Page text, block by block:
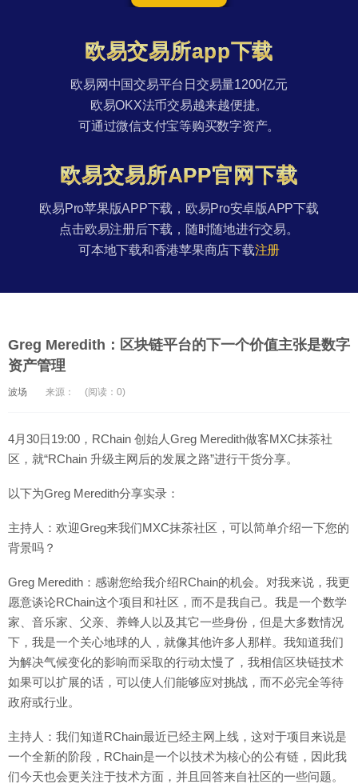
欧易交易所app下载
欧易网中国交易平台日交易量1200亿元
欧易OKX法币交易越来越便捷。
可通过微信支付宝等购买数字资产。
欧易交易所APP官网下载
欧易Pro苹果版APP下载，欧易Pro安卓版APP下载
点击欧易注册后下载，随时随地进行交易。
可本地下载和香港苹果商店下载注册
Greg Meredith：区块链平台的下一个价值主张是数字
资产管理
波场 来源： (阅读：0)
4月30日19:00，RChain 创始人Greg Meredith做客MXC抹茶社
区，就“RChain 升级主网后的发展之路”进行干货分享。
以下为Greg Meredith分享实录：
主持人：欢迎Greg来我们MXC抹茶社区，可以简单介绍一下您的
背景吗？
Greg Meredith：感谢您给我介绍RChain的机会。对我来说，我更
愿意谈论RChain这个项目和社区，而不是我自己。我是一个数学
家、音乐家、父亲、养蜂人以及其它一些身份，但是大多数情况
下，我是一个关心地球的人，就像其他许多人那样。我知道我们
为解决气候变化的影响而采取的行动太慢了，我相信区块链技术
如果可以扩展的话，可以使人们能够应对挑战，而不必完全等待
政府或行业。
主持人：我们知道RChain最近已经主网上线，这对于项目来说是
一个全新的阶段，RChain是一个以技术为核心的公有链，因此我
们今天也会更关注于技术方面，并且回答来自社区的一些问题。